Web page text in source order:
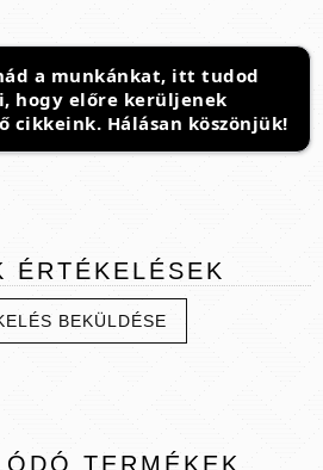
a munkánkat, itt tudod
hogy előre kerüljenek
cikkeink. Hálásan köszönjük!
ÉRTÉKELÉSEK
BEKÜLDÉSE
TERMÉKEK